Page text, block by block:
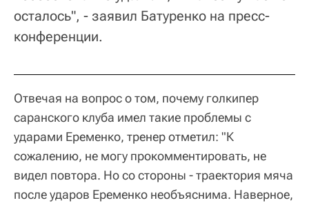
осталось", - заявил Батуренко на пресс-
конференции.
Отвечая на вопрос о том, почему голкипер
саранского клуба имел такие проблемы с
ударами Еременко, тренер отметил: "К
сожалению, не могу прокомментировать, не
видел повтора. Но со стороны - траектория мяча
после ударов Еременко необъяснима. Наверное,